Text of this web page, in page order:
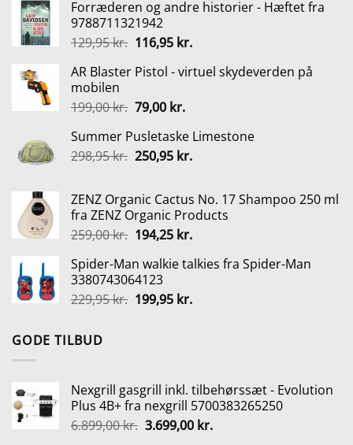
Forræderen og andre historier - Hæftet fra
9788711321942
129,95kr. Den
pris
129,95 kr..
116,95 kr.Den
pris
AR Blaster Pistol - virtuel skydeverden på
mobilen
199,00kr. Den
pris
var:
79,00 kr.Den
pris
er:
Summer Pusletaske Limestone
298,95kr. Den
var:
298,95 kr..
250,95 kr.Den
er:
250,95 kr..
ZENZ Organic Cactus No. 17 Shampoo 250 ml
fra ZENZ Organic Products
259,00kr. Den
pris
var:
259,00 kr..
194,25 kr.Den
pris
194,25 kr..
Spider-Man walkie talkies fra Spider-Man
3380743064123
229,95kr. Den
199,95 kr.Den
GODE TILBUD
Nexgrill gasgrill inkl. tilbehørssæt - Evolution
Plus 4B+ fra nexgrill 5700383265250
6.899,00kr. Den
3.699,00 kr.Den